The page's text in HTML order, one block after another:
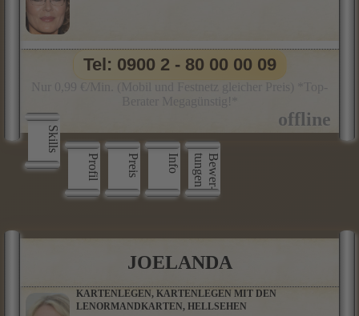
Skills
Profil
Preis Info B
e
w
e
r
­
t
u
n
g
e
n
Tel: 0900 2 - 80 00 00 09
JOELANDA
KARTENLEGEN, KARTENLEGEN MIT DEN
LENORMANDKARTEN, HELLSEHEN